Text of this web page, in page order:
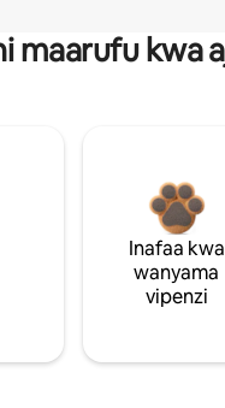
maarufu kwa
Inafaa kwa
wanyama
vipenzi